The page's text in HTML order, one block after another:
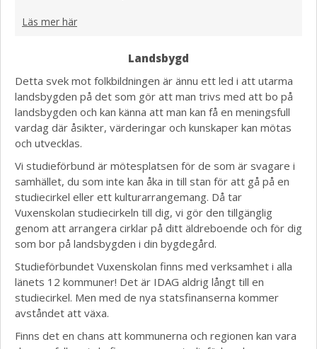
Läs mer här
Landsbygd
Detta svek mot folkbildningen är ännu ett led i att utarma
landsbygden på det som gör att man trivs med att bo på
landsbygden och kan känna att man kan få en meningsfull
vardag där åsikter, värderingar och kunskaper kan mötas
och utvecklas.
Vi studieförbund är mötesplatsen för de som är svagare i
samhället, du som inte kan åka in till stan för att gå på en
studiecirkel eller ett kulturarrangemang. Då tar
Vuxenskolan studiecirkeln till dig, vi gör den tillgänglig
genom att arrangera cirklar på ditt äldreboende och för dig
som bor på landsbygden i din bygdegård.
Studieförbundet Vuxenskolan finns med verksamhet i alla
länets 12 kommuner! Det är IDAG aldrig långt till en
studiecirkel. Men med de nya statsfinanserna kommer
avståndet att växa.
Finns det en chans att kommunerna och regionen kan vara